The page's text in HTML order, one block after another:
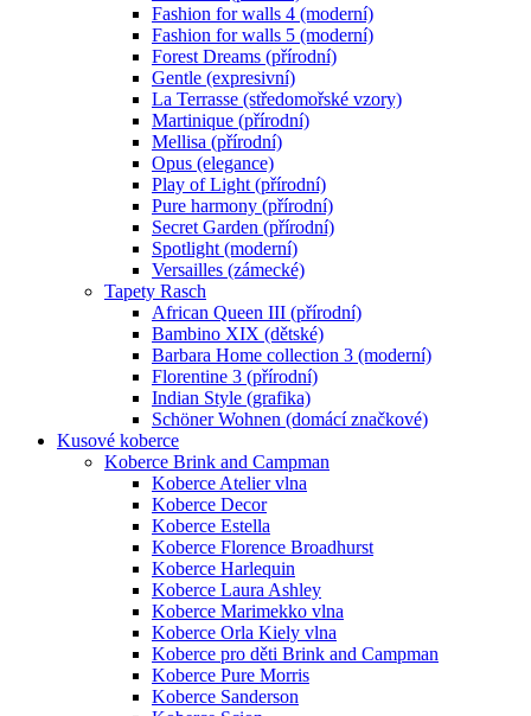
Fashion for walls 4 (moderní)
Fashion for walls 5 (moderní)
Forest Dreams (přírodní)
Gentle (expresivní)
La Terrasse (středomořské vzory)
Martinique (přírodní)
Mellisa (přírodní)
Opus (elegance)
Play of Light (přírodní)
Pure harmony (přírodní)
Secret Garden (přírodní)
Spotlight (moderní)
Versailles (zámecké)
Tapety Rasch
African Queen III (přírodní)
Bambino XIX (dětské)
Barbara Home collection 3 (moderní)
Florentine 3 (přírodní)
Indian Style (grafika)
Schöner Wohnen (domácí značkové)
Kusové koberce
Koberce Brink and Campman
Koberce Atelier vlna
Koberce Decor
Koberce Estella
Koberce Florence Broadhurst
Koberce Harlequin
Koberce Laura Ashley
Koberce Marimekko vlna
Koberce Orla Kiely vlna
Koberce pro děti Brink and Campman
Koberce Pure Morris
Koberce Sanderson